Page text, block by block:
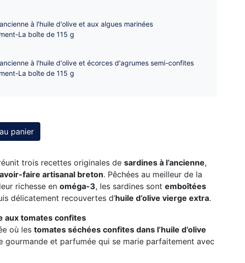
à l'huile d'olive et aux algues marinées
La boîte de 115 g
à l'huile d'olive et écorces d'agrumes semi-confites
La boîte de 115 g
panier
trois recettes originales de sardines à l’ancienne,
faire artisanal breton. Pêchées au meilleur de la
richesse en oméga-3, les sardines sont emboîtées
délicatement recouvertes d’huile d’olive vierge extra.
aux tomates confites
où les tomates séchées confites dans l’huile d’olive
gourmande et parfumée qui se marie parfaitement avec